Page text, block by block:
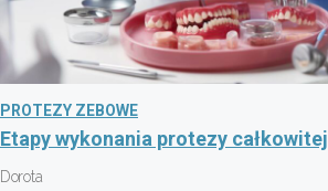
PROTEZY ZEBOWE
Etapy wykonania protezy całkowitej
Dorota